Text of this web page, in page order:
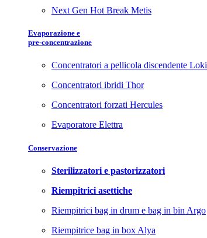
Next Gen Hot Break Metis
Evaporazione e
pre-concentrazione
Concentratori a pellicola discendente Loki
Concentratori ibridi Thor
Concentratori forzati Hercules
Evaporatore Elettra
Conservazione
Sterilizzatori e pastorizzatori
Riempitrici asettiche
Riempitrici bag in drum e bag in bin Argo
Riempitrice bag in box Alya